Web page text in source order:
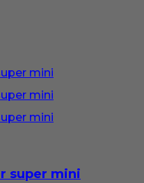
super mini